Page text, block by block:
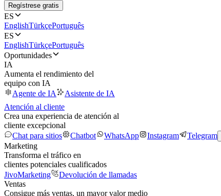
Regístrese gratis
ES
EnglishTürkçePortuguês
ES
EnglishTürkçePortuguês
Oportunidades
IA
Aumenta el rendimiento del
equipo con IA
Agente de IA
Asistente de IA
Atención al cliente
Crea una experiencia de atención al
cliente excepcional
Chat para sitios
Chatbot WhatsApp Instagram Telegram
Marketing
Transforma el tráfico en
clientes potenciales cualificados
JivoMarketing
Devolución de llamadas
Ventas
Consigue más ventas, un mayor valor medio